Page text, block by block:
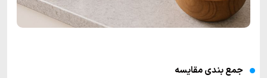
جمع بندی مقایسه